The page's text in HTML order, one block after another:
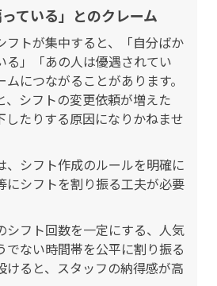
ている」とのクレーム
フトが集中すると、「自分ばか
る」「あの人は優遇されてい
につながることがあります。
、シフトの変更依頼が増えた
したりする原因になりかねませ
、シフト作成のルールを明確に
にシフトを割り振る工夫が必要
シフト回数を一定にする、人気
でない時間帯を公平に割り振る
けると、スタッフの納得感が高